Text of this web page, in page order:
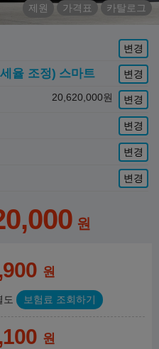
제원 가격표 카탈로그
변경
율 조정) 스마트 변경
20,620,000원 변경
변경
변경
변경
원
도 보험료 조회하기
원